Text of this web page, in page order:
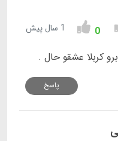
0 1 سال پیش
کربلا عشقو حال .
پاسخ